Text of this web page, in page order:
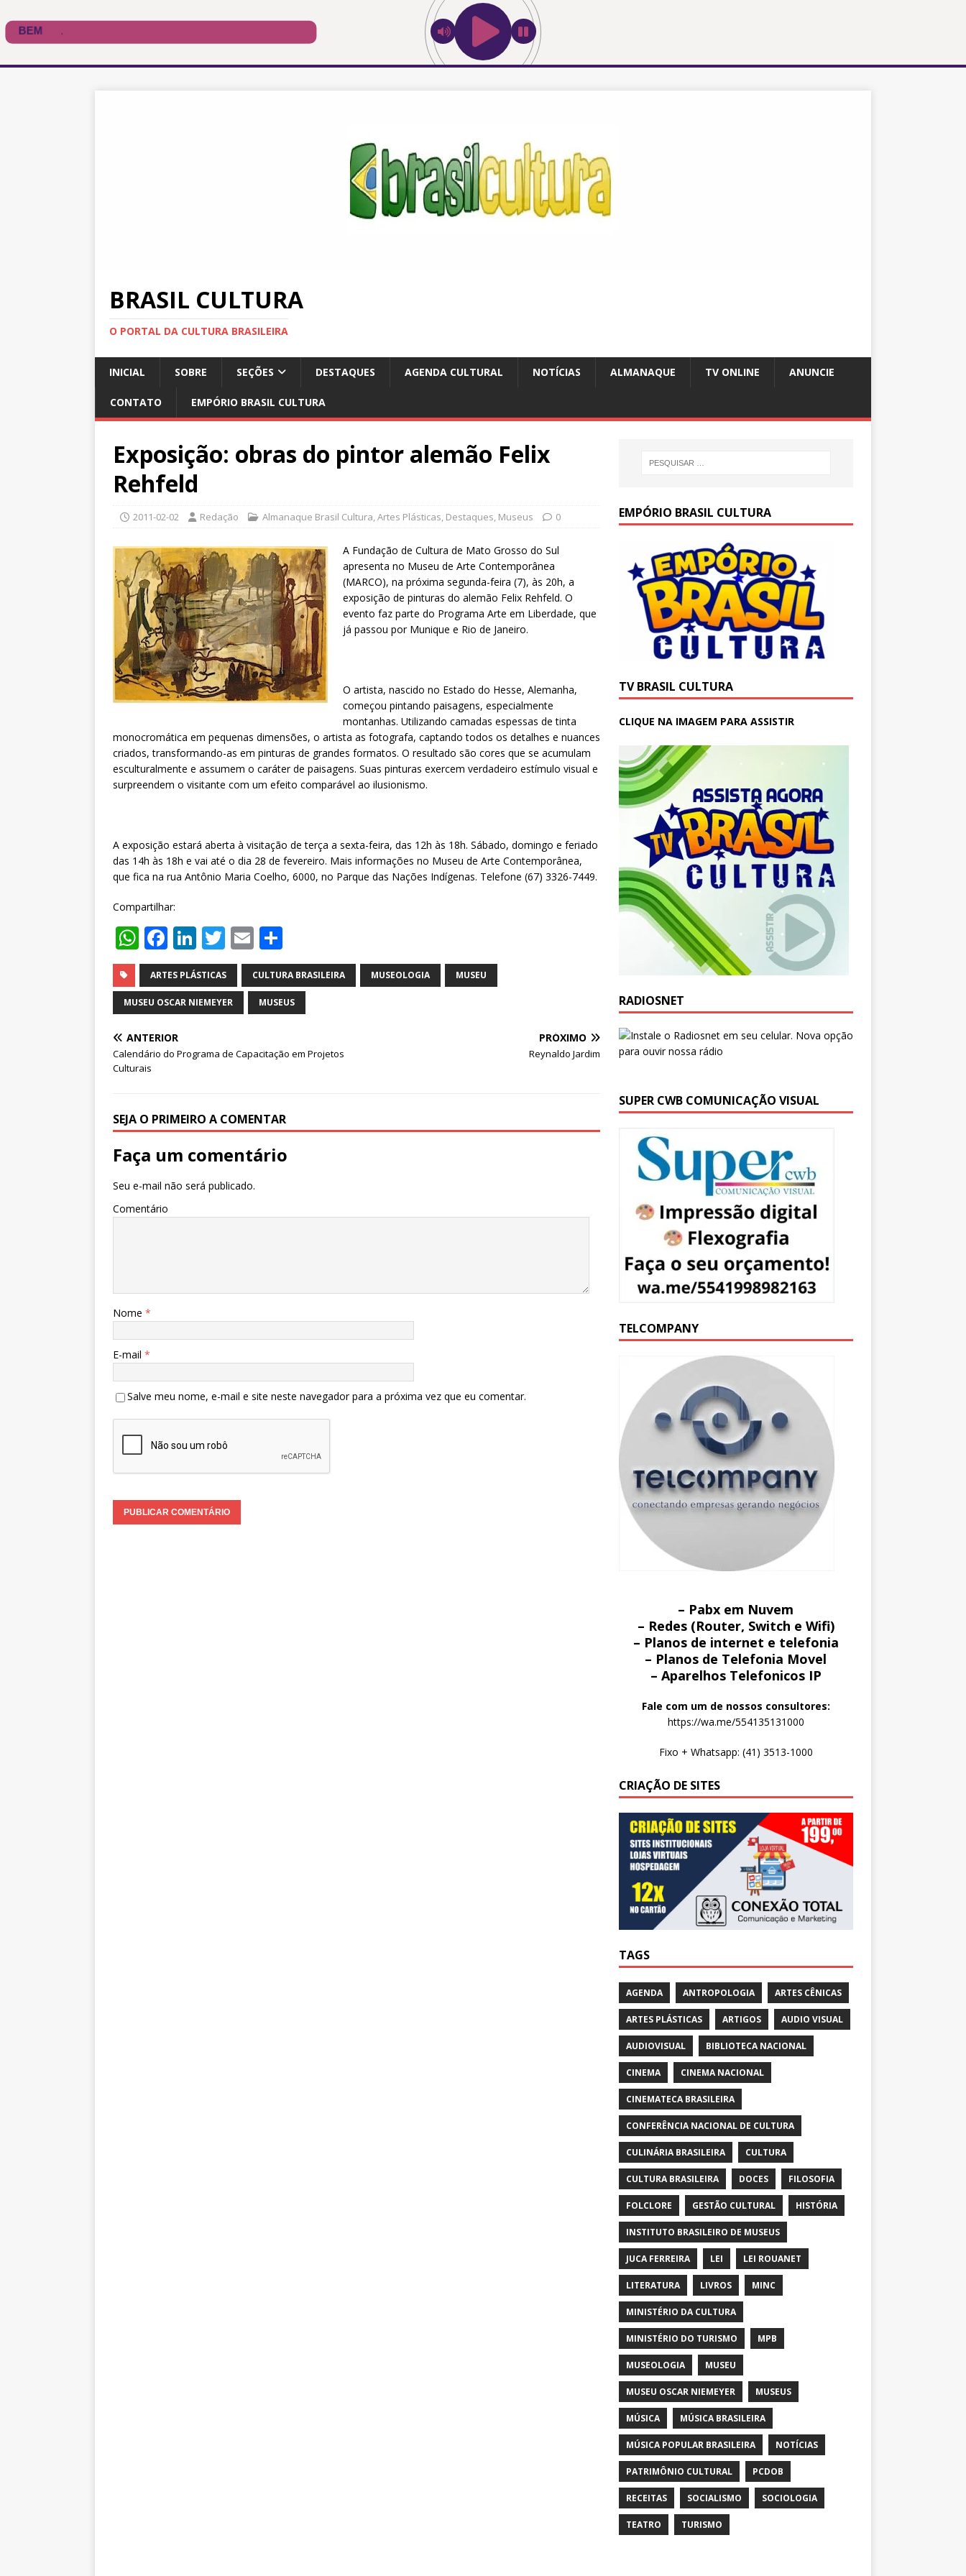
BRASIL CULTURA
O PORTAL DA CULTURA BRASILEIRA
INICIAL SOBRE SEÇÕES DESTAQUES AGENDA CULTURAL NOTÍCIAS ALMANAQUE TV ONLINE ANUNCIE
CONTATO EMPÓRIO BRASIL CULTURA
Exposição: obras do pintor alemão Felix
Rehfeld
2011-02-02 Redação Almanaque Brasil Cultura,Artes Plásticas, Destaques, Museus 0
A Fundação de Cultura de Mato Grosso do Sul
apresenta no Museu de Arte Contemporânea
(MARCO), na próxima segunda-feira (7), às 20h, a
exposição de pinturas do alemão Felix Rehfeld. O
evento faz parte do Programa Arte em Liberdade, que
já passou por Munique e Rio de Janeiro.
O artista, nascido no Estado do Hesse, Alemanha,
começou pintando paisagens, especialmente
montanhas. Utilizando camadas espessas de tinta
monocromática em pequenas dimensões, o artista as fotografa, captando todos os detalhes e nuances
criados, transformando-as em pinturas de grandes formatos. O resultado são cores que se acumulam
esculturalmente e assumem o caráter de paisagens. Suas pinturas exercem verdadeiro estímulo visual e
surpreendem o visitante com um efeito comparável ao ilusionismo.
A exposição estará aberta à visitação de terça a sexta-feira, das 12h às 18h. Sábado, domingo e feriado
das 14h às 18h e vai até o dia 28 de fevereiro. Mais informações no Museu de Arte Contemporânea,
que fica na rua Antônio Maria Coelho, 6000, no Parque das Nações Indígenas. Telefone (67) 3326-7449.
Compartilhar:
W
h
at
s
A
p
p
F
a
c
e
b
o
Li
n
k
e
n
T
w
it
te
E
m
ai
l
h
ar
e
ARTES PLÁSTICAS CULTURA BRASILEIRA MUSEOLOGIA MUSEU
MUSEU OSCAR NIEMEYER MUSEUS
ANTERIOR
Calendário do Programa de Capacitação em Projetos
Culturais
PRÓXIMO
Reynaldo Jardim
SEJA O PRIMEIRO A COMENTAR
Faça um comentário
Seu e-mail não será publicado.
Comentário
Nome *
E-mail *
Salve meu nome, e-mail e site neste navegador para a próxima vez que eu comentar.
EMPÓRIO BRASIL CULTURA
TV BRASIL CULTURA
CLIQUE NA IMAGEM PARA ASSISTIR
RADIOSNET
SUPER CWB COMUNICAÇÃO VISUAL
TELCOMPANY
– Pabx em Nuvem
– Redes (Router, Switch e Wifi)
– Planos de internet e telefonia
– Planos de Telefonia Movel
– Aparelhos Telefonicos IP
Fale com um de nossos consultores:
https://wa.me/554135131000
Fixo + Whatsapp: (41) 3513-1000
CRIAÇÃO DE SITES
TAGS
AGENDA ANTROPOLOGIA ARTES CÊNICAS
ARTES PLÁSTICAS ARTIGOS AUDIO VISUAL
AUDIOVISUAL BIBLIOTECA NACIONAL
CINEMA CINEMA NACIONAL
CINEMATECA BRASILEIRA
CONFERÊNCIA NACIONAL DE CULTURA
CULINÁRIA BRASILEIRA CULTURA
CULTURA BRASILEIRA DOCES FILOSOFIA
FOLCLORE GESTÃO CULTURAL HISTÓRIA
INSTITUTO BRASILEIRO DE MUSEUS
JUCA FERREIRA LEI LEI ROUANET
LITERATURA LIVROS MINC
MINISTÉRIO DA CULTURA
MINISTÉRIO DO TURISMO MPB
MUSEOLOGIA MUSEU
MUSEU OSCAR NIEMEYER MUSEUS
MÚSICA MÚSICA BRASILEIRA
MÚSICA POPULAR BRASILEIRA NOTÍCIAS
PATRIMÔNIO CULTURAL PCDOB
RECEITAS SOCIALISMO SOCIOLOGIA
TEATRO TURISMO